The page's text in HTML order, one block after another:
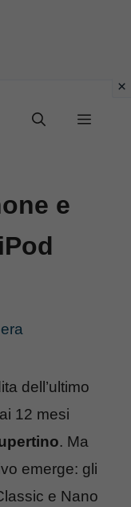
Menu
e
dell’ultimo
12 mesi
. Ma
emerge: gli
e Nano